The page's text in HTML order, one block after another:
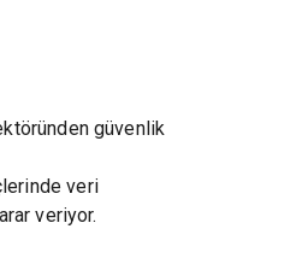
güvenlik
veri
veriyor.